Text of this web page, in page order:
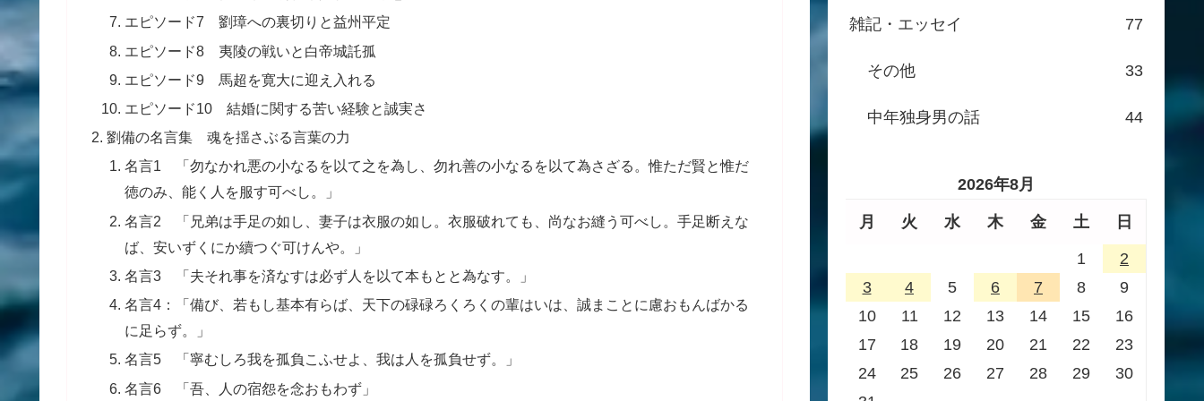
エピソード7 劉璋への裏切りと益州平定
エピソード8 夷陵の戦いと白帝城託孤
エピソード9 馬超を寛大に迎え入れる
エピソード10 結婚に関する苦い経験と誠実さ
劉備の名言集 魂を揺さぶる言葉の力
名言1 「勿なかれ悪の小なるを以て之を為し、勿れ善の小なるを以て為さざる。惟ただ賢と惟だ
徳のみ、能く人を服す可べし。」
名言2 「兄弟は手足の如し、妻子は衣服の如し。衣服破れても、尚なお縫う可べし。手足断えな
ば、安いずくにか續つぐ可けんや。」
名言3 「夫それ事を済なすは必ず人を以て本もとと為なす。」
名言4：「備び、若もし基本有らば、天下の碌碌ろくろくの輩はいは、誠まことに慮おもんばかる
に足らず。」
名言5 「寧むしろ我を孤負こふせよ、我は人を孤負せず。」
名言6 「吾、人の宿怨を念おもわず」
雑記・エッセイ 77
その他 33
中年独身男の話 44
2026年8月
月 火 水 木 金 土 日
1
2
3
4 5 6 7 8
9
10
11 12 13 14 15
16
17
18 19 20 21 22
23
24
25 26 27 28 29
30